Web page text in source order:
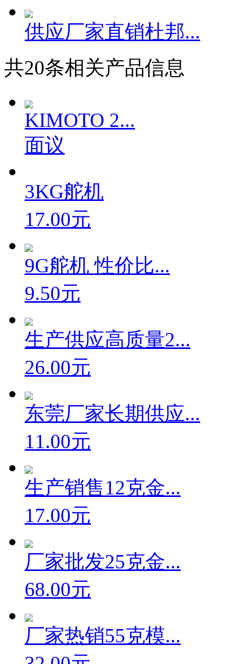
供应厂家直销杜邦...
共
条相关产品信息
KIMOTO 2...
面议
3KG舵机
17.00元
9G舵机 性价比...
9.50元
生产供应高质量2...
26.00元
东莞厂家长期供应...
11.00元
生产销售12克金...
17.00元
厂家批发25克金...
68.00元
厂家热销55克模...